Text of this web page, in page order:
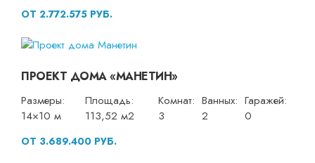
ОТ 2.772.575 РУБ.
ПРОЕКТ ДОМА «МАНЕТИН»
Размеры:
14×10 м
Площадь:
113,52 м2
Комнат:
3
Ванных:
2
Гаражей:
0
ОТ 3.689.400 РУБ.